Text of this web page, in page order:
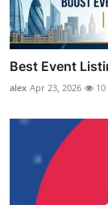
Best Event
alex Apr 23, 2026 10